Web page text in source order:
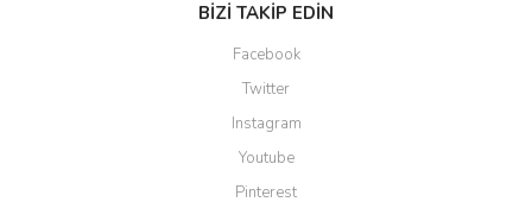
BİZİ TAKİP EDİN
Facebook
Twitter
Instagram
Youtube
Pinterest